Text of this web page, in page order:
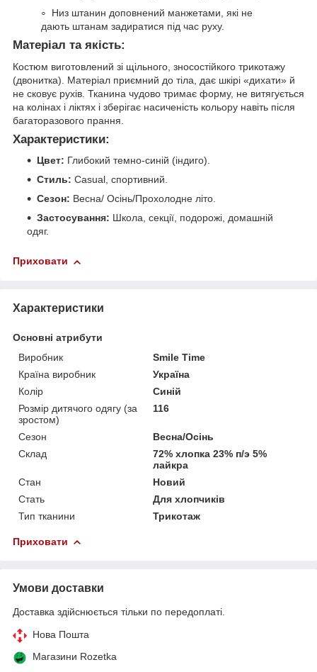
Низ штанин доповнений манжетами, які не
дають штанам задиратися під час руху.
Матеріал та якість:
Костюм виготовлений зі щільного, зносостійкого трикотажу
(двонитка). Матеріал приємний до тіла, дає шкірі «дихати» й
не сковує рухів. Тканина чудово тримає форму, не витягується
на колінах і ліктях і зберігає насиченість кольору навіть після
багаторазового прання.
Характеристики:
Цвет: Глибокий темно-синій (індиго).
Стиль: Casual, спортивний.
Сезон: Весна/ Осінь/Прохолодне літо.
Застосування: Школа, секції, подорожі, домашній
одяг.
Приховати
Характеристики
Основні атрибути
Виробник
Smile Time
Країна виробник
Україна
Колір
Синій
Розмір дитячого одягу (за
зростом)
116
Сезон
Весна/Осінь
Склад
72% хлопка 23% п/э 5%
лайкра
Стан
Новий
Стать
Для хлопчиків
Тип тканини
Трикотаж
Приховати
Умови доставки
Доставка здійснюється тільки по передоплаті.
Нова Пошта
Магазини Rozetka